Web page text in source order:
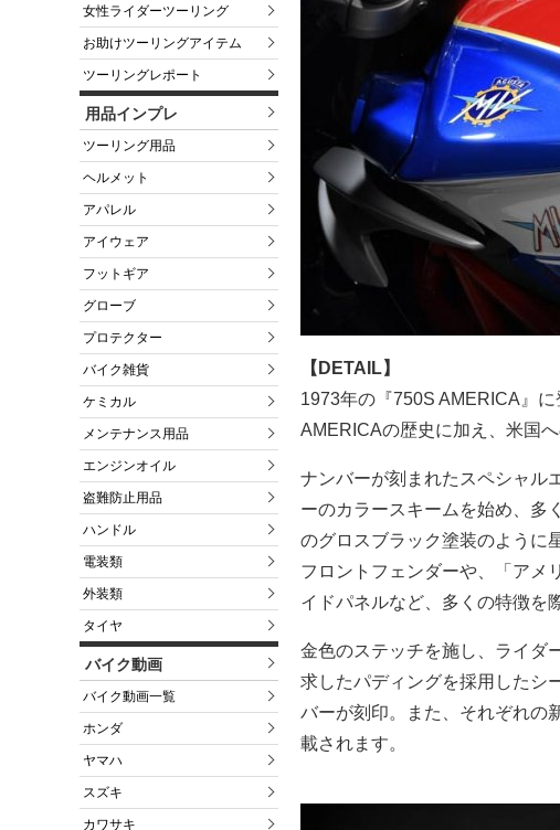
女性ライダーツーリング
お助けツーリングアイテム
ツーリングレポート
用品インプレ
ツーリング用品
ヘルメット
アパレル
アイウェア
フットギア
グローブ
プロテクター
バイク雑貨
ケミカル
メンテナンス用品
エンジンオイル
盗難防止用品
ハンドル
電装類
外装類
タイヤ
バイク動画
バイク動画一覧
ホンダ
ヤマハ
スズキ
カワサキ
【DETAIL】
1973年の『750S AMERICA』
AMERICAの歴史に加え、米国
ナンバーが刻まれたスペシャル
ーのカラースキームを始め、多
のグロスブラック塗装のように
フロントフェンダーや、「アメ
イドパネルなど、多くの特徴を
金色のステッチを施し、ライダ
求したパディングを採用したシ
バーが刻印。また、それぞれの
載されます。